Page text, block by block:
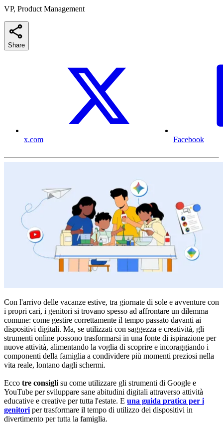
VP, Product Management
Share
x.com Facebook
Con l'arrivo delle vacanze estive, tra giornate di sole e avventure con
i propri cari, i genitori si trovano spesso ad affrontare un dilemma
comune: come gestire correttamente il tempo passato davanti ai
dispositivi digitali. Ma, se utilizzati con saggezza e creatività, gli
strumenti online possono trasformarsi in una fonte di ispirazione per
nuove attività, alimentando la voglia di scoprire e incoraggiando i
componenti della famiglia a condividere più momenti preziosi nella
vita reale, lontano dagli schermi.
Ecco tre consigli su come utilizzare gli strumenti di Google e
YouTube per sviluppare sane abitudini digitali attraverso attività
educative e creative per tutta l'estate. E una guida pratica per i
genitori per trasformare il tempo di utilizzo dei dispositivi in
divertimento per tutta la famiglia.